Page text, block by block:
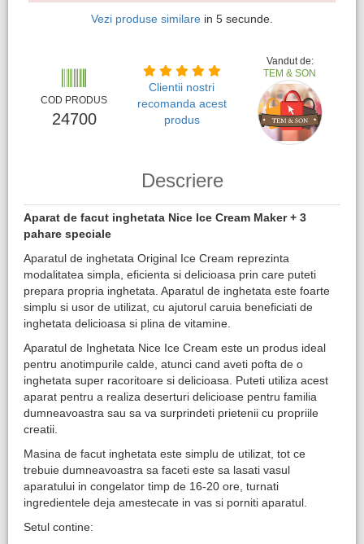
Vezi produse similare in 5 secunde.
COD PRODUS
24700
Clientii nostri
recomanda acest
produs
Vandut de:
TEM & SON
Descriere
Aparat de facut inghetata Nice Ice Cream Maker + 3
pahare speciale
Aparatul de inghetata Original Ice Cream reprezinta
modalitatea simpla, eficienta si delicioasa prin care puteti
prepara propria inghetata. Aparatul de inghetata este foarte
simplu si usor de utilizat, cu ajutorul caruia beneficiati de
inghetata delicioasa si plina de vitamine.
Aparatul de Inghetata Nice Ice Cream este un produs ideal
pentru anotimpurile calde, atunci cand aveti pofta de o
inghetata super racoritoare si delicioasa. Puteti utiliza acest
aparat pentru a realiza deserturi delicioase pentru familia
dumneavoastra sau sa va surprindeti prietenii cu propriile
creatii.
Masina de facut inghetata este simplu de utilizat, tot ce
trebuie dumneavoastra sa faceti este sa lasati vasul
aparatului in congelator timp de 16-20 ore, turnati
ingredientele deja amestecate in vas si porniti aparatul.
Setul contine: